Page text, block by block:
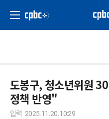
도봉구, 청소년위원
정책 반영"
입력 2025.11.20.10:29